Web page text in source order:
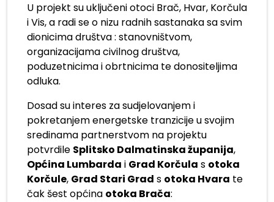
U projekt su uključeni otoci Brač, Hvar, Korčula
i Vis, a radi se o nizu radnih sastanaka sa svim
dionicima društva : stanovništvom,
organizacijama civilnog društva,
poduzetnicima i obrtnicima te donositeljima
odluka.
Dosad su interes za sudjelovanjem i
pokretanjem energetske tranzicije u svojim
sredinama partnerstvom na projektu
potvrdile Splitsko Dalmatinska županija,
Općina Lumbarda i Grad Korčula s otoka
Korčule, Grad Stari Grad s otoka Hvara te
čak šest općina otoka Brača: